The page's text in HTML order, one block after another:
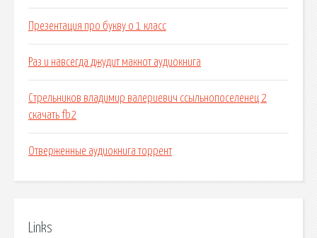
Презентация про букву о 1 класс
Раз и навсегда джудит макнот аудиокнига
Стрельников владимир валериевич ссыльнопоселенец 2
скачать fb2
Отверженные аудиокнига торрент
Links